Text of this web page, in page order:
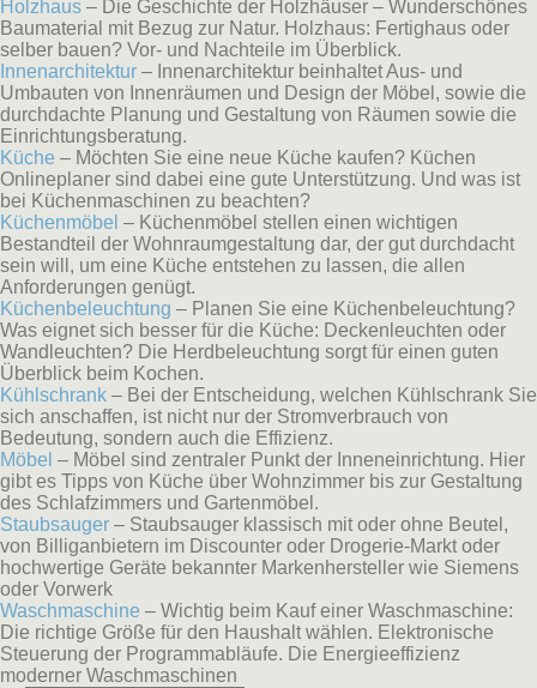
Holzhaus – Die Geschichte der Holzhäuser – Wunderschönes
Baumaterial mit Bezug zur Natur. Holzhaus: Fertighaus oder
selber bauen? Vor- und Nachteile im Überblick.
Innenarchitektur – Innenarchitektur beinhaltet Aus- und
Umbauten von Innenräumen und Design der Möbel, sowie die
durchdachte Planung und Gestaltung von Räumen sowie die
Einrichtungsberatung.
Küche – Möchten Sie eine neue Küche kaufen? Küchen
Onlineplaner sind dabei eine gute Unterstützung. Und was ist
bei Küchenmaschinen zu beachten?
Küchenmöbel – Küchenmöbel stellen einen wichtigen
Bestandteil der Wohnraumgestaltung dar, der gut durchdacht
sein will, um eine Küche entstehen zu lassen, die allen
Anforderungen genügt.
Küchenbeleuchtung – Planen Sie eine Küchenbeleuchtung?
Was eignet sich besser für die Küche: Deckenleuchten oder
Wandleuchten? Die Herdbeleuchtung sorgt für einen guten
Überblick beim Kochen.
Kühlschrank – Bei der Entscheidung, welchen Kühlschrank Sie
sich anschaffen, ist nicht nur der Stromverbrauch von
Bedeutung, sondern auch die Effizienz.
Möbel – Möbel sind zentraler Punkt der Inneneinrichtung. Hier
gibt es Tipps von Küche über Wohnzimmer bis zur Gestaltung
des Schlafzimmers und Gartenmöbel.
Staubsauger – Staubsauger klassisch mit oder ohne Beutel,
von Billiganbietern im Discounter oder Drogerie-Markt oder
hochwertige Geräte bekannter Markenhersteller wie Siemens
oder Vorwerk
Waschmaschine – Wichtig beim Kauf einer Waschmaschine:
Die richtige Größe für den Haushalt wählen. Elektronische
Steuerung der Programmabläufe. Die Energieeffizienz
moderner Waschmaschinen